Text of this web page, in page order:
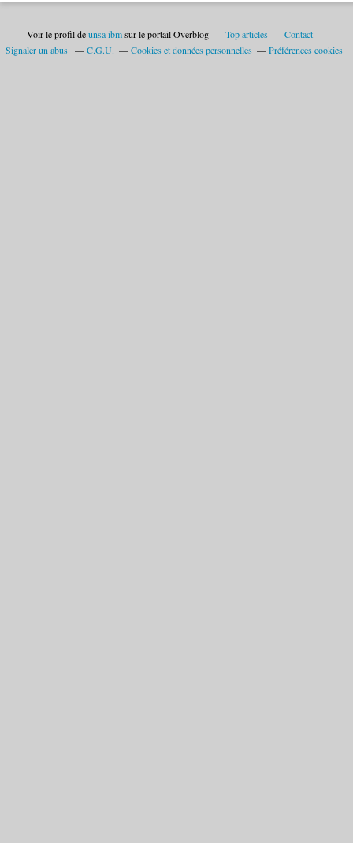
Voir le profil deunsa ibmsur le portail Overblog Top articles
Contact
Signaler un abus
C.G.U. Cookies et données personnelles Préférences cookies